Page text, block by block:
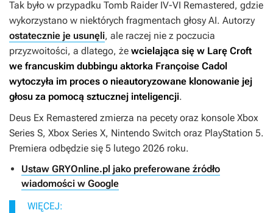
Tak było w przypadku Tomb Raider IV-VI Remastered, gdzie
wykorzystano w niektórych fragmentach głosy AI. Autorzy
ostatecznie je usunęli, ale raczej nie z poczucia
przyzwoitości, a dlatego, że wcielająca się w Larę Croft
we francuskim dubbingu aktorka Françoise Cadol
wytoczyła im proces o nieautoryzowane klonowanie jej
głosu za pomocą sztucznej inteligencji.
Deus Ex Remastered zmierza na pecety oraz konsole Xbox
Series S, Xbox Series X, Nintendo Switch oraz PlayStation 5.
Premiera odbędzie się 5 lutego 2026 roku.
Ustaw GRYOnline.pl jako preferowane źródło
wiadomości w Google
WIĘCEJ: